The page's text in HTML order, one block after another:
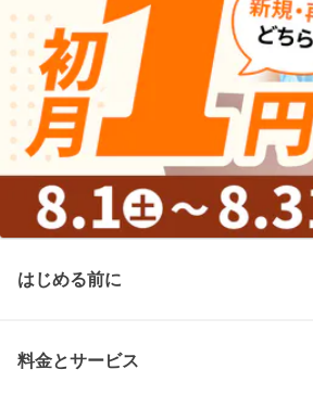
はじめる前に
料金とサービス